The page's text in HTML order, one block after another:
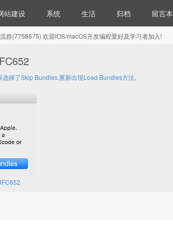
站建设 系统 生活 归档 留言本
群(7758675) 欢迎iOS/macOS开发编程爱好及学习者加入!
选择了Skip Bundles,重新出现Load Bundles方法。